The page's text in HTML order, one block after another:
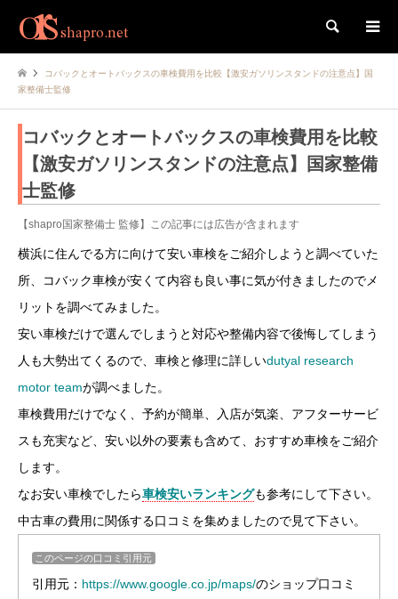
検索
コバックとオートバックスの車検費用を比較【激安ガソリンスタンドの注意点】国
家整備士監修
コバックとオートバックスの車検費用を比較
【激安ガソリンスタンドの注意点】国家整備
士監修
【shapro国家整備士 監修】この記事には広告が含まれます
横浜に住んでる方に向けて安い車検をご紹介しようと調べていた
所、コバック車検が安くて内容も良い事に気が付きましたのでメ
リットを調べてみました。
安い車検だけで選んでしまうと対応や整備内容で後悔してしまう
人も大勢出てくるので、車検と修理に詳しいdutyal research
motor teamが調べました。
車検費用だけでなく、予約が簡単、入店が気楽、アフターサービ
スも充実など、安い以外の要素も含めて、おすすめ車検をご紹介
します。
なお安い車検でしたら車検安いランキングも参考にして下さい。
中古車の費用に関係する口コミを集めましたので見て下さい。
このページの口コミ引用元
引用元： https://www.google.co.jp/maps/のショップ口コミ